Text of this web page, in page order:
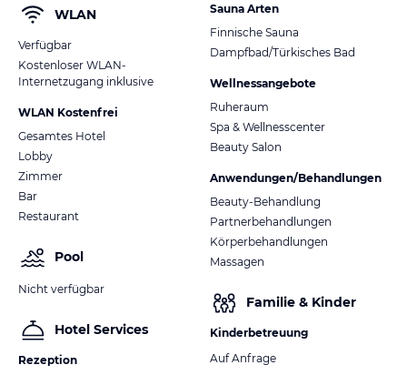
WLAN
Verfügbar
Kostenloser WLAN-
Internetzugang inklusive
WLAN Kostenfrei
Gesamtes Hotel
Lobby
Zimmer
Bar
Restaurant
Pool
Nicht verfügbar
Hotel Services
Rezeption
Sauna Arten
Finnische Sauna
Dampfbad/Türkisches Bad
Wellnessangebote
Ruheraum
Spa & Wellnesscenter
Beauty Salon
Anwendungen/Behandlungen
Beauty-Behandlung
Partnerbehandlungen
Körperbehandlungen
Massagen
Familie & Kinder
Kinderbetreuung
Auf Anfrage